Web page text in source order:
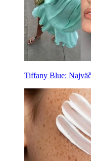
Tiffany Blue: